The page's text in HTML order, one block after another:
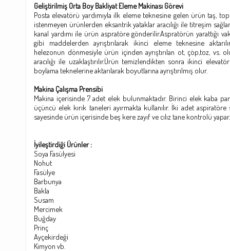
Geliştirilmiş Orta Boy Bakliyat Eleme Makinası Görevi
Posta elevatörü yardımıyla ilk eleme teknesine gelen ürün taş,
istenmeyen ürünlerden eksantrik yataklar aracılığı ile titreşim
kanal yardımı ile ürün aspratöre gönderilir.Aspratörün yarattığı
gibi maddelerden ayrıştırılarak ikinci eleme teknesine
helezonun dönmesiyle ürün içinden ayrıştırılan ot, çöp,toz, vs.
aracılığı ile uzaklaştırılır.Ürün temizlendikten sonra ikinci
boylama teknelerine aktarılarak boyutlarına ayrıştırılmış olur.
Makina Çalışma Prensibi
Makina içerisinde 7 adet elek bulunmaktadır. Birinci elek kaba
üçüncü elek kırık taneleri ayırmakta kullanılır. İki adet
sayesinde ürün içerisinde beş kere zayıf ve cılız tane kontrolü yapar.
İyileştirdiği Ürünler :
Soya Fasülyesi
Nohut
Fasülye
Barbunya
Bakla
Susam
Mercimek
Buğday
Prinç
Ayçekirdeği
Kimyon vb